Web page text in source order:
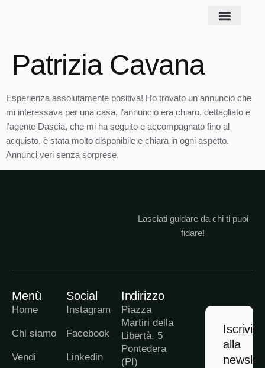
Patrizia Cavana
Esperienza assolutamente positiva! Ho trovato un annuncio che
mi interessava per una casa, l’annuncio era chiaro, dettagliato e
l’agente Dascia, che mi ha seguito e accompagnato fino al
acquisto, è stata molto disponibile e chiara in ogni aspetto.
Annunci veri senza sorprese.
Lasciati guidare da chi ti puoi
fidare!
Menù
Home
Chi siamo
Vendi
Social
Instagram
Facebook
Linkedin
Indirizzo
Piazza
Martiri della
Libertà, 5
Pontedera
(PI)
Iscriviti
alla